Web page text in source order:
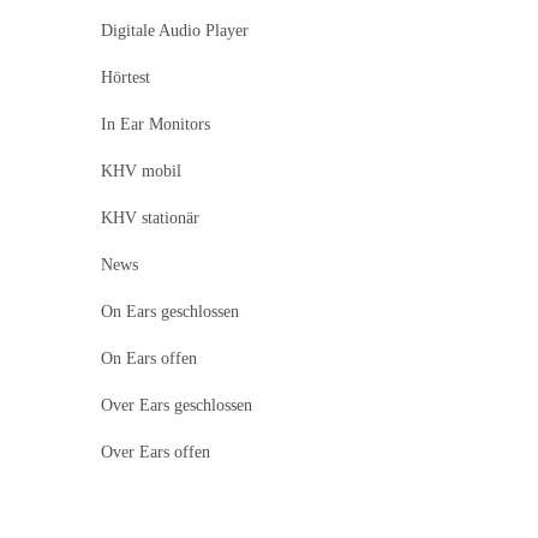
Digitale Audio Player
Hörtest
In Ear Monitors
KHV mobil
KHV stationär
News
On Ears geschlossen
On Ears offen
Over Ears geschlossen
Over Ears offen